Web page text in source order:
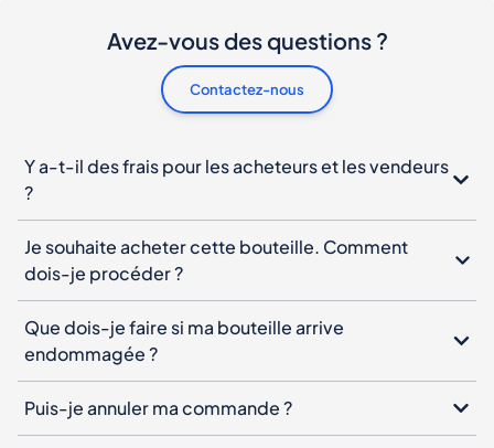
Avez-vous des questions ?
Contactez-nous
Y a-t-il des frais pour les acheteurs et les vendeurs
?
Je souhaite acheter cette bouteille. Comment
dois-je procéder ?
Que dois-je faire si ma bouteille arrive
endommagée ?
Puis-je annuler ma commande ?